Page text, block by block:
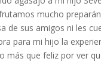
mucho
de sus amigos ni les
para mi hijo la
más que feliz por ver